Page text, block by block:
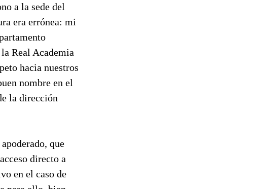
a la sede del
era errónea: mi
Real Academia
hacia nuestros
nombre en el
la dirección
que
directo a
en el caso de